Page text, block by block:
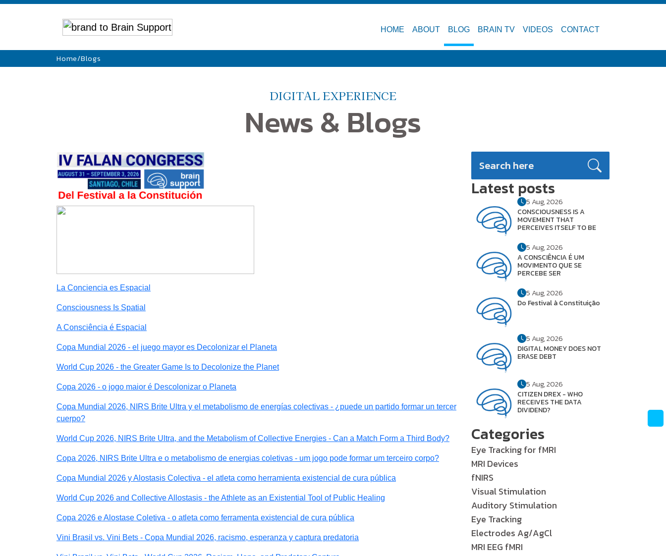
HOME ABOUT BLOG BRAIN TV VIDEOS CONTACT
Home/Blogs
DIGITAL EXPERIENCE
News & Blogs
La Conciencia es Espacial
Consciousness Is Spatial
A Consciência é Espacial
Copa Mundial 2026 - el juego mayor es Decolonizar el Planeta
World Cup 2026 - the Greater Game Is to Decolonize the Planet
Copa 2026 - o jogo maior é Descolonizar o Planeta
Copa Mundial 2026, NIRS Brite Ultra y el metabolismo de energías colectivas - ¿puede un partido formar un tercer
cuerpo?
World Cup 2026, NIRS Brite Ultra, and the Metabolism of Collective Energies - Can a Match Form a Third Body?
Copa 2026, NIRS Brite Ultra e o metabolismo de energias coletivas - um jogo pode formar um terceiro corpo?
Copa Mundial 2026 y Alostasis Colectiva - el atleta como herramienta existencial de cura pública
World Cup 2026 and Collective Allostasis - the Athlete as an Existential Tool of Public Healing
Copa 2026 e Alostase Coletiva - o atleta como ferramenta existencial de cura pública
Vini Brasil vs. Vini Bets - Copa Mundial 2026, racismo, esperanza y captura predatoria
Latest posts
5 Aug, 2026
CONSCIOUSNESS IS A
MOVEMENT THAT
PERCEIVES ITSELF TO BE
5 Aug, 2026
A CONSCIÊNCIA É UM
MOVIMENTO QUE SE
PERCEBE SER
5 Aug, 2026
Do Festival à Constituição
5 Aug, 2026
DIGITAL MONEY DOES NOT
ERASE DEBT
5 Aug, 2026
CITIZEN DREX - WHO
RECEIVES THE DATA
DIVIDEND?
Categories
Eye Tracking for fMRI
MRI Devices
fNIRS
Visual Stimulation
Auditory Stimulation
Eye Tracking
Electrodes Ag/AgCl
MRI EEG fMRI